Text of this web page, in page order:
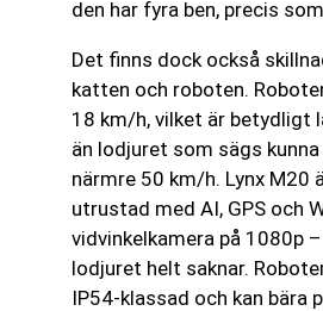
den har fyra ben, precis
Det finns dock också
katten och roboten.
18 km/h, vilket är betydligt
än lodjuret som sägs
närmre 50 km/h. Lynx M20
utrustad med AI, GPS och
vidvinkelkamera på 1080p
lodjuret helt saknar.
IP54-klassad och kan bära